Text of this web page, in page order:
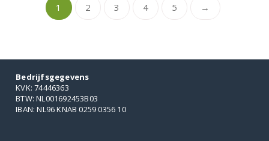
1 2 3 4 5 →
Bedrijfsgegevens
KVK: 74446363
BTW: NL001692453B03
IBAN: NL96 KNAB 0259 0356 10